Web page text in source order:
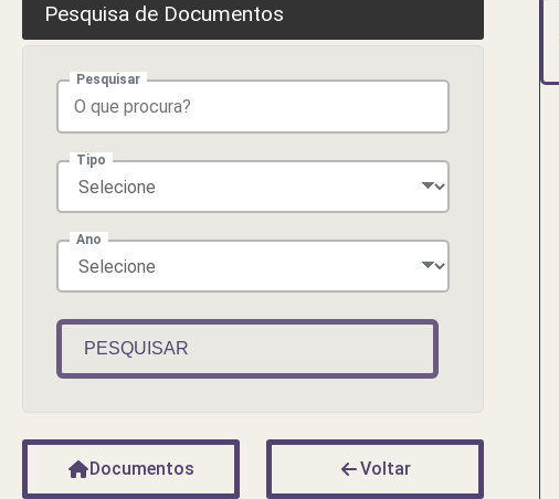
Pesquisa de Documentos
Pesquisar
Tipo
Ano
PESQUISAR
Documentos Voltar